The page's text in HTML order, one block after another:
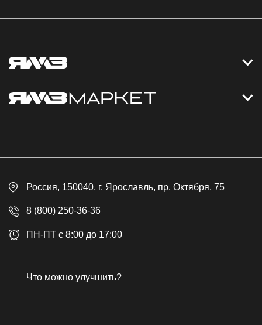
Контакты
Доставка
Контакты
Гарантия
Публичная оферта
Россия, 150040, г. Ярославль, пр. Октября, 75
8 (800) 250-36-36
ПН-ПТ с 8:00 до 17:00
Что можно улучшить?